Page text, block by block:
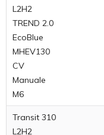
L2H2
TREND 2.0
EcoBlue
MHEV130
CV
Manuale
M6
Transit 310
L2H2